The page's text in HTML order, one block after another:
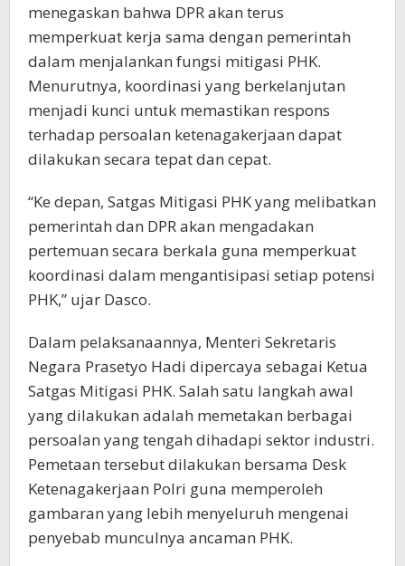
menegaskan bahwa DPR akan terus
memperkuat kerja sama dengan pemerintah
dalam menjalankan fungsi mitigasi PHK.
Menurutnya, koordinasi yang berkelanjutan
menjadi kunci untuk memastikan respons
terhadap persoalan ketenagakerjaan dapat
dilakukan secara tepat dan cepat.
“Ke depan, Satgas Mitigasi PHK yang melibatkan
pemerintah dan DPR akan mengadakan
pertemuan secara berkala guna memperkuat
koordinasi dalam mengantisipasi setiap potensi
PHK,” ujar Dasco.
Dalam pelaksanaannya, Menteri Sekretaris
Negara Prasetyo Hadi dipercaya sebagai Ketua
Satgas Mitigasi PHK. Salah satu langkah awal
yang dilakukan adalah memetakan berbagai
persoalan yang tengah dihadapi sektor industri.
Pemetaan tersebut dilakukan bersama Desk
Ketenagakerjaan Polri guna memperoleh
gambaran yang lebih menyeluruh mengenai
penyebab munculnya ancaman PHK.